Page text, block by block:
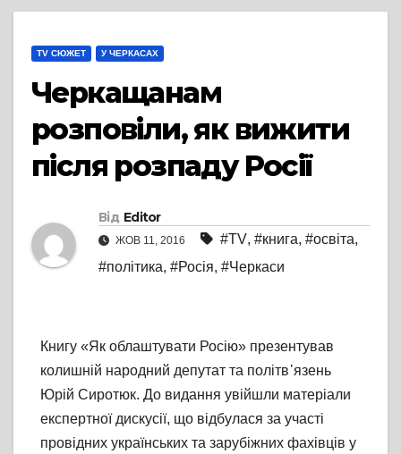
TV СЮЖЕТ У ЧЕРКАСАХ
Черкащанам
розповіли, як вижити
після розпаду Росії
Від Editor
ЖОВ 11, 2016 #TV, #книга, #освіта,
#політика, #Росія, #Черкаси
Книгу «Як облаштувати Росію» презентував
колишній народний депутат та політв᾽язень
Юрій Сиротюк. До видання увійшли матеріали
експертної дискусії, що відбулася за участі
провідних українських та зарубіжних фахівців у